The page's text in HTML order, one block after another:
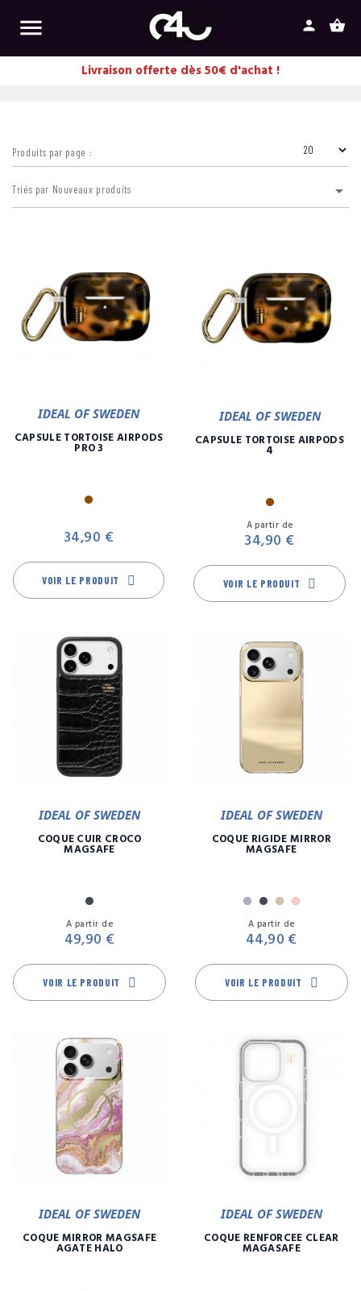
 shopping_basket
person
Livraison offerte dès 50€ d'achat !
Produits par page :
Triés par Nouveaux produits 
IDEAL OF SWEDEN
CAPSULE TORTOISE AIRPODS
PRO 3
Marron
34,90 €
VOIR LE PRODUIT
IDEAL OF SWEDEN
CAPSULE TORTOISE AIRPODS
4
Marron
A partir de
34,90 €
VOIR LE PRODUIT
IDEAL OF SWEDEN
COQUE CUIR CROCO
MAGSAFE
Noir
A partir de
49,90 €
VOIR LE PRODUIT
IDEAL OF SWEDEN
COQUE RIGIDE MIRROR
MAGSAFE
Argent
NoirOrRose
A partir de
44,90 €
VOIR LE PRODUIT
IDEAL OF SWEDEN
COQUE MIRROR MAGSAFE
AGATE HALO
IDEAL OF SWEDEN
COQUE RENFORCÉE CLEAR
MAGASAFE